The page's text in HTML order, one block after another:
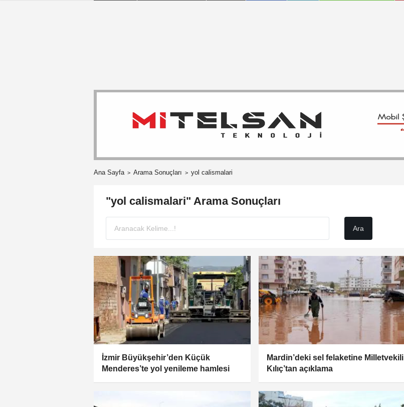
Ana Sayfa Arama Sonuçları yol calismalari
"yol calismalari" Arama Sonuçları
İzmir Büyükşehir’den Küçük
Menderes’te yol yenileme hamlesi
Mardin’deki sel felaketine Milletvekili
Kılıç’tan açıklama